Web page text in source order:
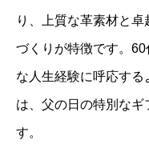
り、上質な革素材と
づくりが特徴です。
な人生経験に呼応す
は、父の日の特別なギ
す。